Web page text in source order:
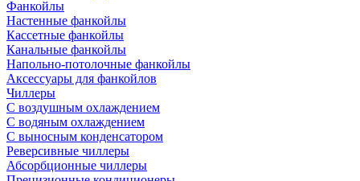
Фанкойлы
Настенные фанкойлы
Кассетные фанкойлы
Канальные фанкойлы
Напольно-потолочные фанкойлы
Аксессуары для фанкойлов
Чиллеры
С воздушным охлаждением
С водяным охлаждением
С выносным конденсатором
Реверсивные чиллеры
Абсорбционные чиллеры